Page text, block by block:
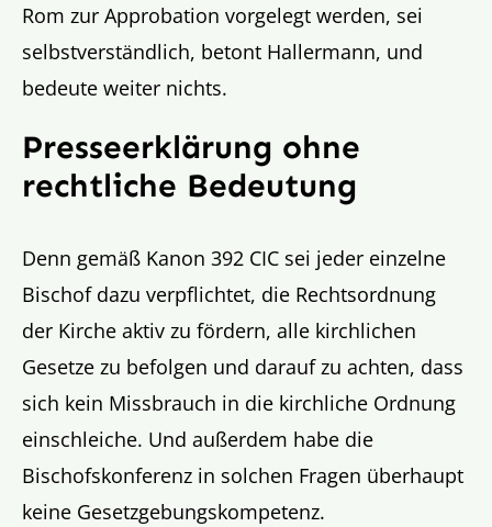
Rom zur Approbation vorgelegt werden, sei
selbstverständlich, betont Hallermann, und
bedeute weiter nichts.
Presseerklärung ohne
rechtliche Bedeutung
Denn gemäß Kanon 392 CIC sei jeder einzelne
Bischof dazu verpflichtet, die Rechtsordnung
der Kirche aktiv zu fördern, alle kirchlichen
Gesetze zu befolgen und darauf zu achten, dass
sich kein Missbrauch in die kirchliche Ordnung
einschleiche. Und außerdem habe die
Bischofskonferenz in solchen Fragen überhaupt
keine Gesetzgebungskompetenz.